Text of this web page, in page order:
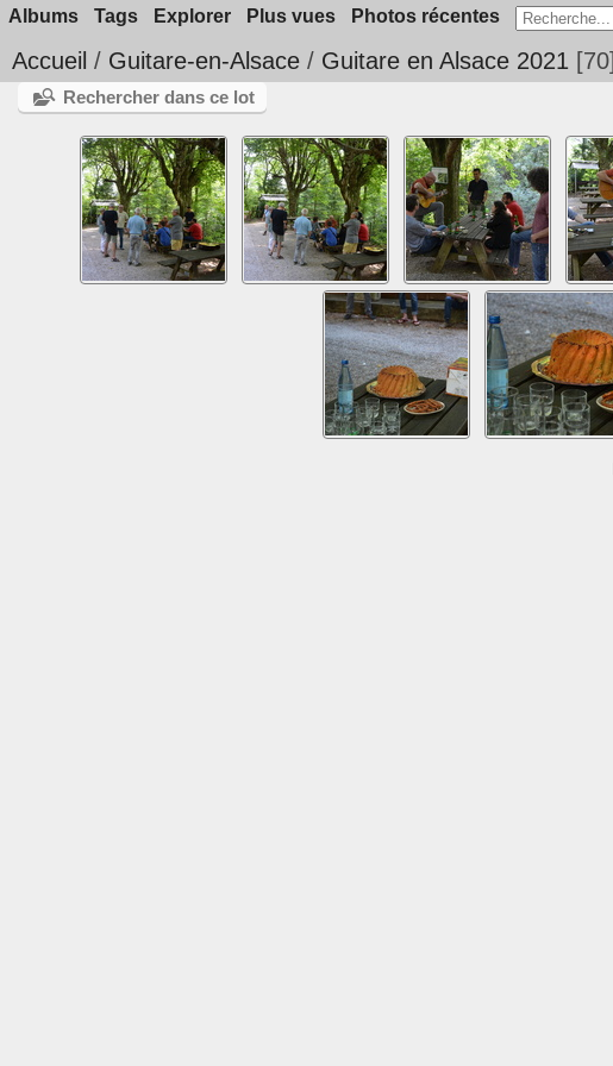
Albums Tags Explorer Plus vues Photos récentes
Accueil / Guitare-en-Alsace / Guitare en Alsace 2021 70
Rechercher dans ce lot